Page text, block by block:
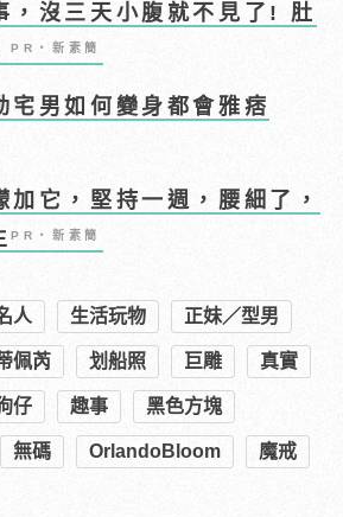
，沒三天小腹就不見了! 肚
PR・新素簡
宅男如何變身都會雅痞
加它，堅持一週，腰細了，
PR・新素簡
人 生活玩物 正妹／型男
佩芮 划船照 巨雕 真實
仔 趣事 黑色方塊
無碼 OrlandoBloom 魔戒